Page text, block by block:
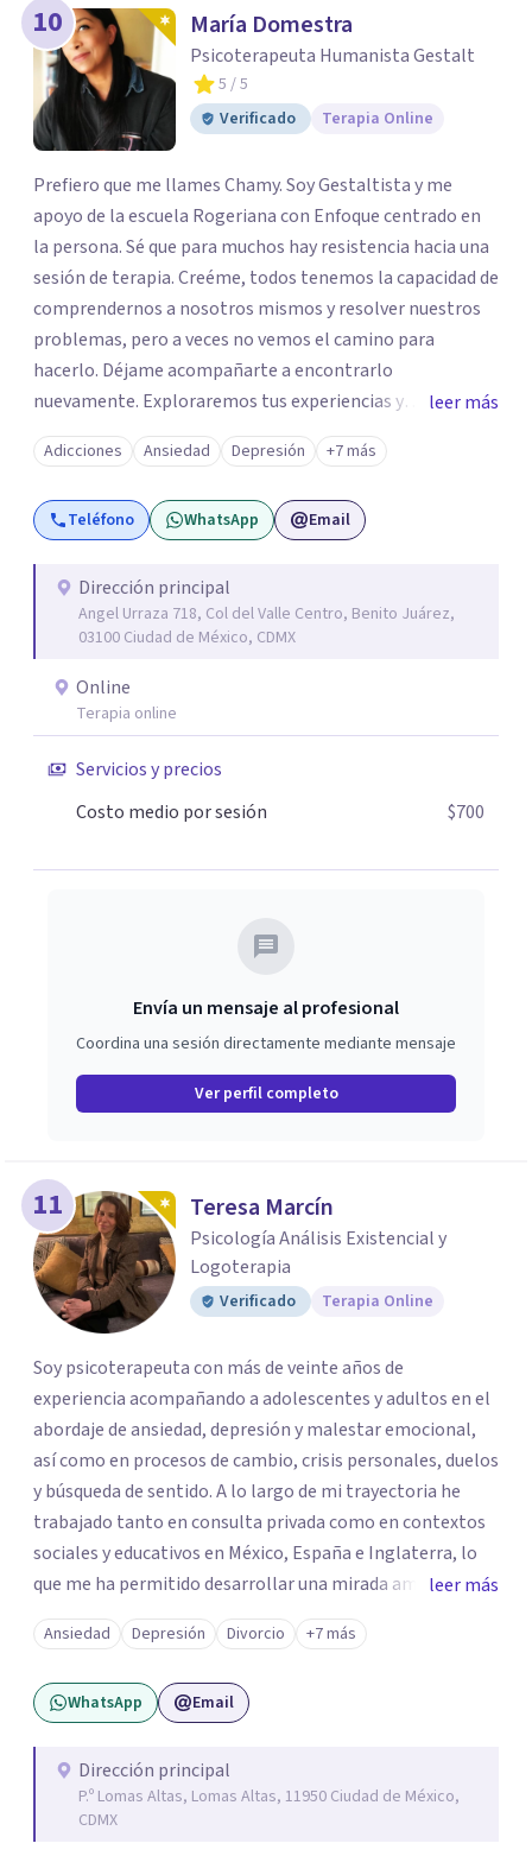
10 María Domestra
Psicoterapeuta Humanista Gestalt
5 / 5
Verificado
Terapia Online
Prefiero que me llames Chamy. Soy Gestaltista y me
apoyo de la escuela Rogeriana con Enfoque centrado en
la persona. Sé que para muchos hay resistencia hacia una
sesión de terapia. Creéme, todos tenemos la capacidad de
comprendernos a nosotros mismos y resolver nuestros
problemas, pero a veces no vemos el camino para
hacerlo. Déjame acompañarte a encontrarlo
nuevamente. Exploraremos tus experiencias y
emociones; encontrar en la novedad otra forma de
responder a ellas y enfrentarlas hoy es a lo que te invito.
Reinventarse es una opción. La relación que
construyamos tú y yo basada en la confianza, honestidad
Aceptación y cambio a través de la empatía con nosotros
y el mundo. Un ambiente que no juzga, un lugar seguro
para hablar de aquello que nos resistimos a aceptar. Sé
del profundo vacío que deja la muerte de un ser querido o
la pérdida de una mascota; lo devastador que es separarte
de quien amas o la frustración al perder un proyecto de
vida; pero también sé, que puedes manejar lo que sientes,
transformarlo y reinventarte. La ansiedad puede
experiencia ¿Cómo es ser tú?
leer más
Adicciones Ansiedad Depresión +7 más
Teléfono WhatsApp Email
Dirección principal
Angel Urraza 718, Col del Valle Centro, Benito Juárez,
03100 Ciudad de México, CDMX
Online
Terapia online
Servicios y precios
Costo medio por sesión
$700
Envía un mensaje al profesional
Coordina una sesión directamente mediante mensaje
Ver perfil completo
11 Teresa Marcín
Psicología Análisis Existencial y
Logoterapia
Verificado Terapia Online
Soy psicoterapeuta con más de veinte años de
experiencia acompañando a adolescentes y adultos en el
abordaje de ansiedad, depresión y malestar emocional,
así como en procesos de cambio, crisis personales, duelos
y búsqueda de sentido. A lo largo de mi trayectoria he
trabajado tanto en consulta privada como en contextos
sociales y educativos en México, España e Inglaterra, lo
que me ha permitido desarrollar una mirada amplia,
sensible y profundamente humana del sufrimiento
psicológico. Trabajo desde un enfoque integral que
combina la Psicología Existencial, la Logoterapia, el
Análisis Conductual y la Terapia Dialéctico Conductual.
a personas que atraviesan ansiedad persistente, estados
depresivos, agotamiento emocional, pensamientos
negativos recurrentes o dificultades para regular sus
leer más
Ansiedad Depresión Divorcio +7 más
WhatsApp Email
Dirección principal
P.º Lomas Altas, Lomas Altas, 11950 Ciudad de México,
CDMX